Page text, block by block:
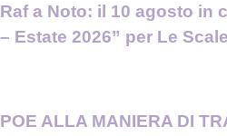
Raf a Noto: il 10 agosto in
– Estate 2026” per Le
POE ALLA MANIERA DI